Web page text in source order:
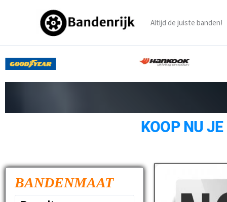
inhoud
Altijd de juiste banden!
KOOP NU
BANDENMAAT